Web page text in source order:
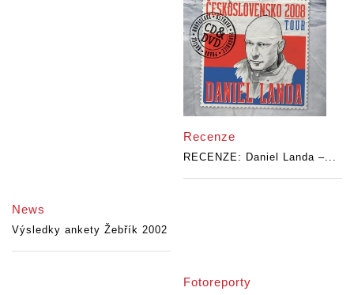
Recenze
RECENZE: Daniel Landa –...
News
Výsledky ankety Žebřík 2002
Fotoreporty